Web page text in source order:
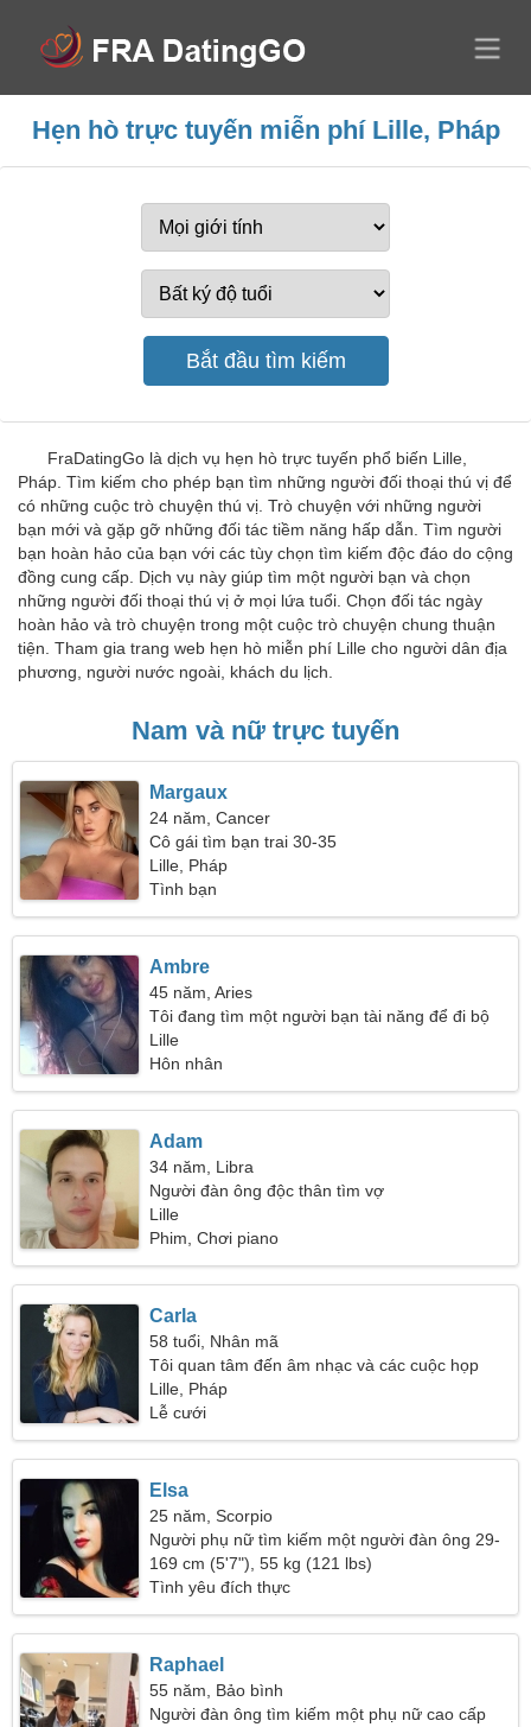
Hẹn hò trực tuyến miễn phí Lille, Pháp
FraDatingGo là dịch vụ hẹn hò trực tuyến phổ biến Lille,
Pháp. Tìm kiếm cho phép bạn tìm những người đối thoại thú vị để
có những cuộc trò chuyện thú vị. Trò chuyện với những người
bạn mới và gặp gỡ những đối tác tiềm năng hấp dẫn. Tìm người
bạn hoàn hảo của bạn với các tùy chọn tìm kiếm độc đáo do cộng
đồng cung cấp. Dịch vụ này giúp tìm một người bạn và chọn
những người đối thoại thú vị ở mọi lứa tuổi. Chọn đối tác ngày
hoàn hảo và trò chuyện trong một cuộc trò chuyện chung thuận
tiện. Tham gia trang web hẹn hò miễn phí Lille cho người dân địa
phương, người nước ngoài, khách du lịch.
Nam và nữ trực tuyến
Margaux
24 năm, Cancer
Cô gái tìm bạn trai 30-35
Lille, Pháp
Tình bạn
Ambre
45 năm, Aries
Tôi đang tìm một người bạn tài năng để đi bộ
đường dài
Lille
Hôn nhân
Adam
34 năm, Libra
Người đàn ông độc thân tìm vợ
Lille
Phim, Chơi piano
Carla
58 tuổi, Nhân mã
Tôi quan tâm đến âm nhạc và các cuộc họp
Lille, Pháp
Lễ cưới
Elsa
25 năm, Scorpio
Người phụ nữ tìm kiếm một người đàn ông 29-
35
169 cm (5'7"), 55 kg (121 lbs)
Tình yêu đích thực
Raphael
55 năm, Bảo bình
Người đàn ông tìm kiếm một phụ nữ cao cấp